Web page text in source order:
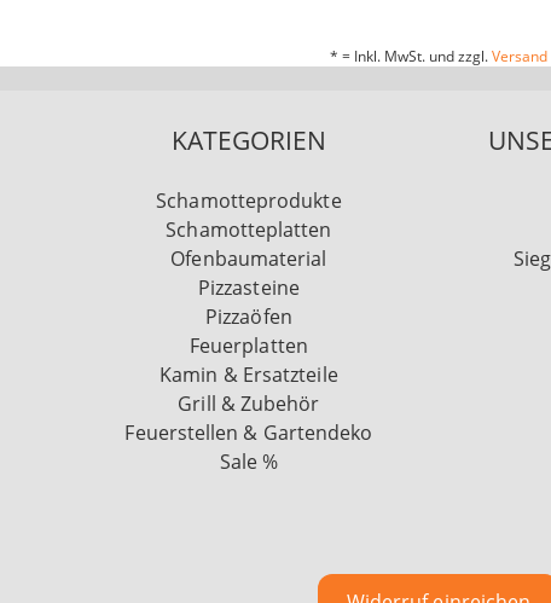
* = Inkl. MwSt. und zzgl.Versand
KATEGORIEN
Schamotteprodukte
Schamotteplatten
Ofenbaumaterial
Pizzasteine
Pizzaöfen
Feuerplatten
Kamin & Ersatzteile
Grill & Zubehör
Feuerstellen & Gartendeko
Sale %